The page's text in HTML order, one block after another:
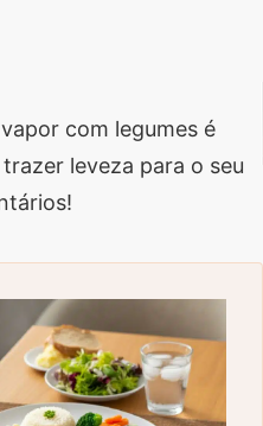
com legumes é
leveza para o seu